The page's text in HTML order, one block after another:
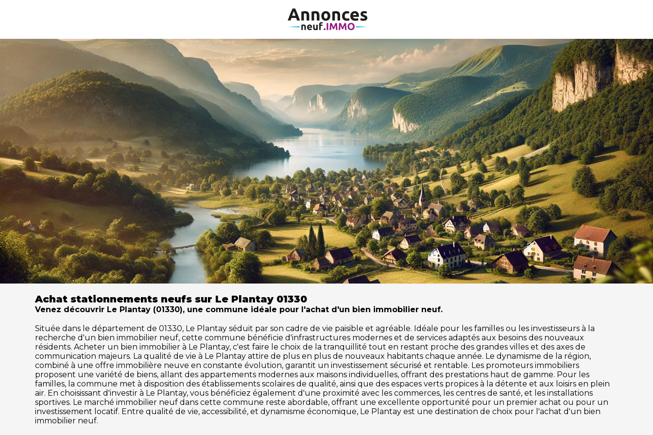
Achat stationnements neufs sur Le Plantay 01330
Venez découvrir Le Plantay (01330), une commune idéale pour l'achat d'un bien immobilier neuf.
Située dans le département de 01330, Le Plantay séduit par son cadre de vie paisible et agréable. Idéale pour les familles ou les investisseurs à la
recherche d'un bien immobilier neuf, cette commune bénéficie d'infrastructures modernes et de services adaptés aux besoins des nouveaux
résidents. Acheter un bien immobilier à Le Plantay, c'est faire le choix de la tranquillité tout en restant proche des grandes villes et des axes de
communication majeurs. La qualité de vie à Le Plantay attire de plus en plus de nouveaux habitants chaque année. Le dynamisme de la région,
combiné à une offre immobilière neuve en constante évolution, garantit un investissement sécurisé et rentable. Les promoteurs immobiliers
proposent une variété de biens, allant des appartements modernes aux maisons individuelles, offrant des prestations haut de gamme. Pour les
familles, la commune met à disposition des établissements scolaires de qualité, ainsi que des espaces verts propices à la détente et aux loisirs en plein
air. En choisissant d'investir à Le Plantay, vous bénéficiez également d'une proximité avec les commerces, les centres de santé, et les installations
sportives. Le marché immobilier neuf dans cette commune reste abordable, offrant une excellente opportunité pour un premier achat ou pour un
investissement locatif. Entre qualité de vie, accessibilité, et dynamisme économique, Le Plantay est une destination de choix pour l'achat d'un bien
immobilier neuf.